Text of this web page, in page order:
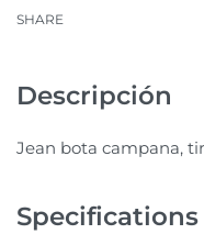
SHARE
Descripción
Jean bota campana,
Specifications